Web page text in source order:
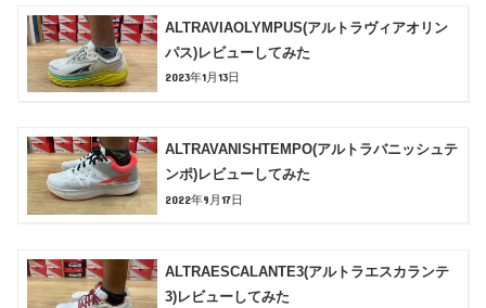
ALTRAVIAOLYMPUS(アルトラヴィアオリン
パス)レビューしてみた
2023年1月13日
ALTRAVANISHTEMPO(アルトラバニッシュテ
ンポ)レビューしてみた
2022年9月17日
ALTRAESCALANTE3(アルトラエスカランテ
3)レビューしてみた